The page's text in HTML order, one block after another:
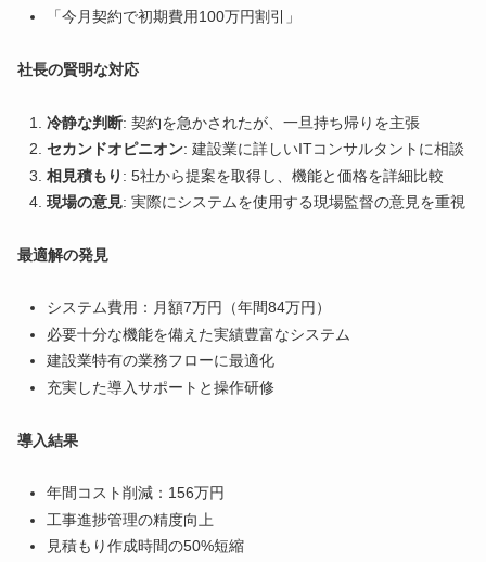
「今月契約で初期費用100万円割引」
社長の賢明な対応
冷静な判断: 契約を急かされたが、一旦持ち帰りを主張
セカンドオピニオン: 建設業に詳しいITコンサルタントに相談
相見積もり : 5社から提案を取得し、機能と価格を詳細比較
現場の意見: 実際にシステムを使用する現場監督の意見を重視
最適解の発見
システム費用：月額7万円（年間84万円）
必要十分な機能を備えた実績豊富なシステム
建設業特有の業務フローに最適化
充実した導入サポートと操作研修
導入結果
年間コスト削減：156万円
工事進捗管理の精度向上
見積もり作成時間の50%短縮